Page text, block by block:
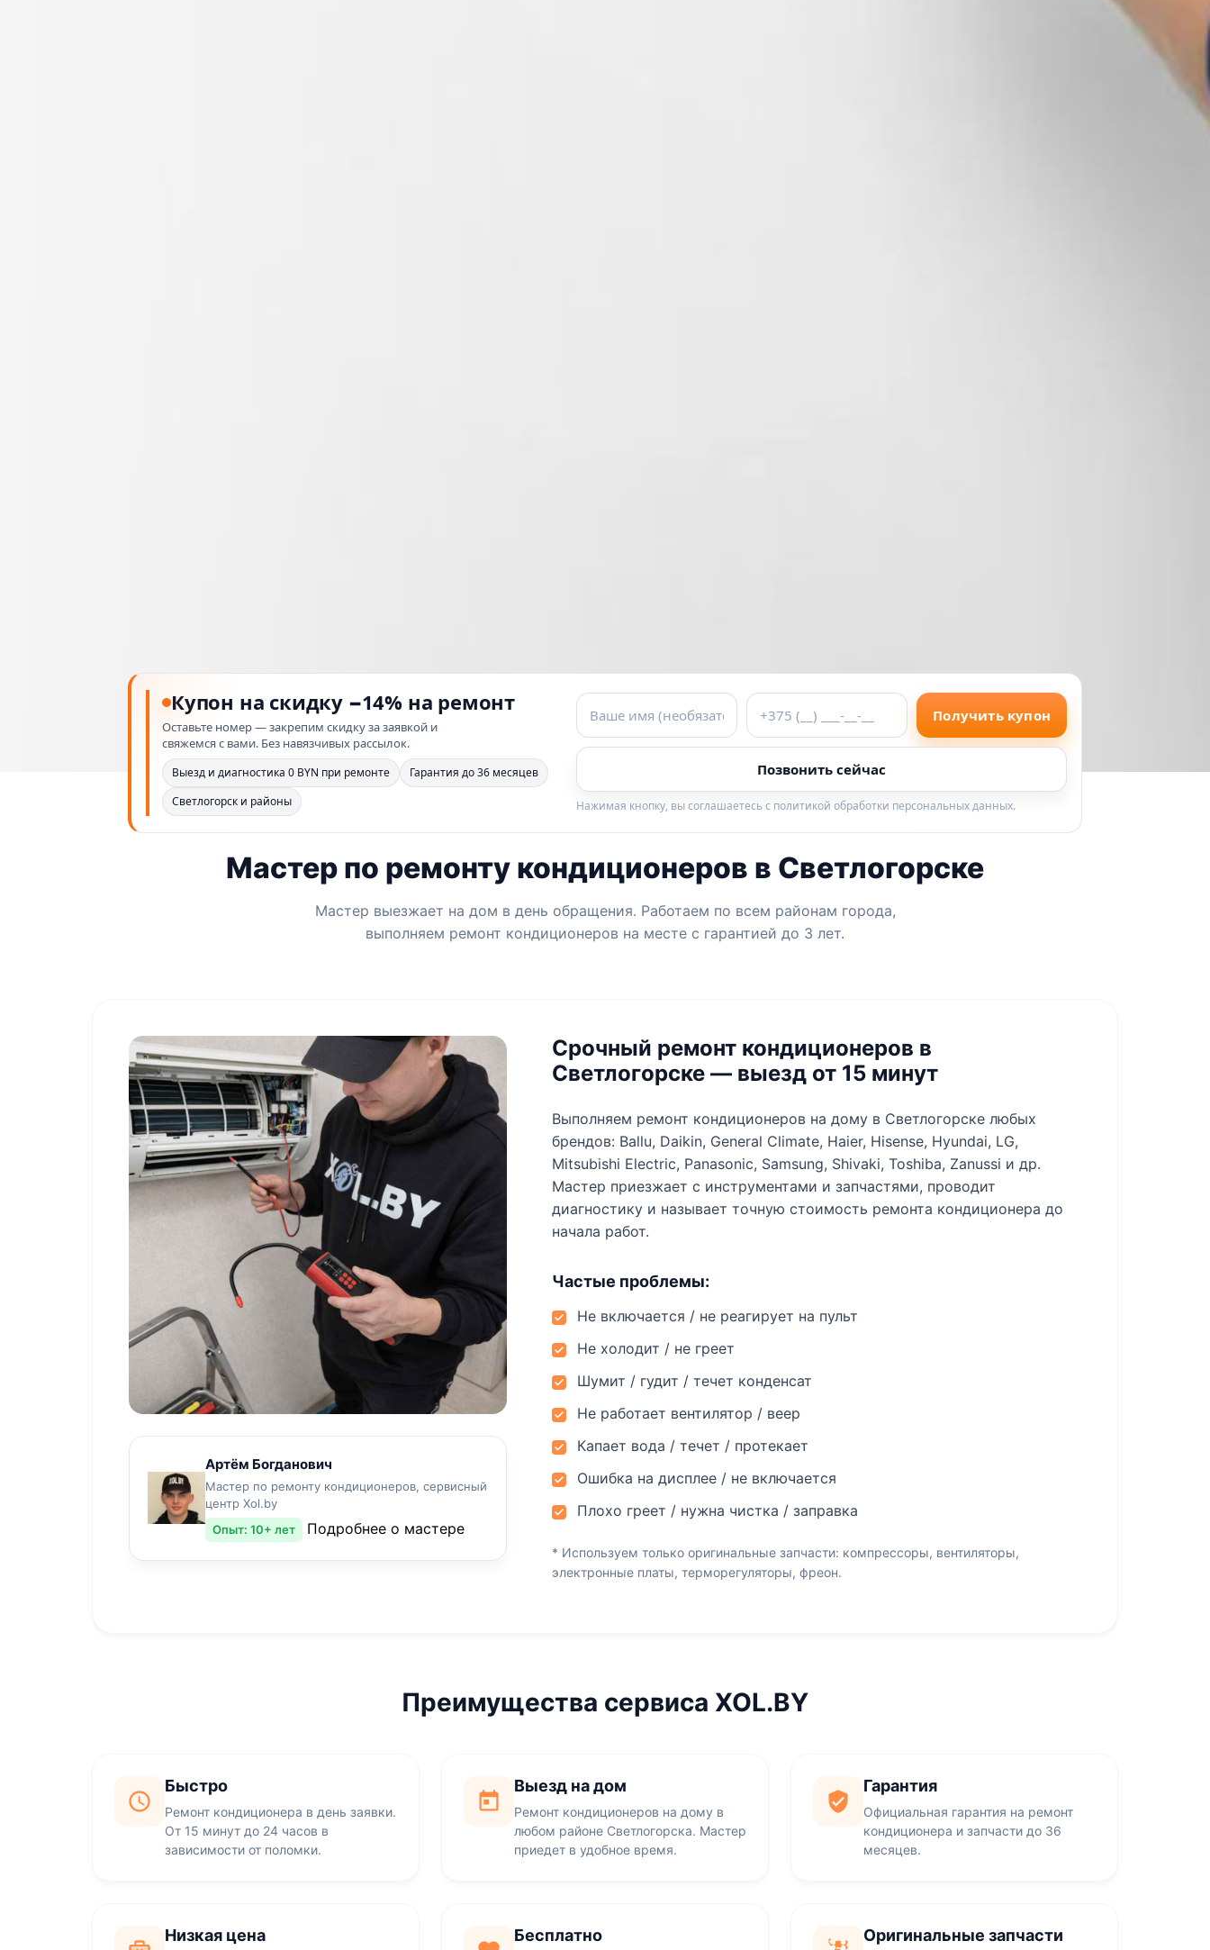
Купон на скидку −14% на ремонт
Оставьте номер — закрепим скидку за заявкой и
свяжемся с вами. Без навязчивых рассылок.
Выезд и диагностика 0 BYN при ремонте
Гарантия до 36 месяцев
Светлогорск и районы
Получить купон
Позвонить сейчас
Нажимая кнопку, вы соглашаетесь с политикой обработки персональных данных.
Мастер по ремонту кондиционеров в Светлогорске
Мастер выезжает на дом в день обращения. Работаем по всем районам города,
выполняем ремонт кондиционеров на месте с гарантией до 3 лет.
Артём Богданович
Мастер по ремонту кондиционеров, сервисный
центр Xol.by
Опыт: 10+ лет
Подробнее о мастере
Срочный ремонт кондиционеров в
Светлогорске — выезд от 15 минут
Выполняем ремонт кондиционеров на дому в Светлогорске любых
брендов: Ballu, Daikin, General Climate, Haier, Hisense, Hyundai, LG,
Mitsubishi Electric, Panasonic, Samsung, Shivaki, Toshiba, Zanussi и др.
Мастер приезжает с инструментами и запчастями, проводит
диагностику и называет точную стоимость ремонта кондиционера до
начала работ.
Частые проблемы:
Не включается / не реагирует на пульт
Не холодит / не греет
Шумит / гудит / течет конденсат
Не работает вентилятор / веер
Капает вода / течет / протекает
Ошибка на дисплее / не включается
Плохо греет / нужна чистка / заправка
* Используем только оригинальные запчасти: компрессоры, вентиляторы,
электронные платы, терморегуляторы, фреон.
Преимущества сервиса XOL.BY
Быстро
Ремонт кондиционера в день заявки.
От 15 минут до 24 часов в
зависимости от поломки.
Выезд на дом
Ремонт кондиционеров на дому в
любом районе Светлогорска. Мастер
приедет в удобное время.
Гарантия
Официальная гарантия на ремонт
кондиционера и запчасти до 36
месяцев.
Низкая цена Бесплатно Оригинальные запчасти